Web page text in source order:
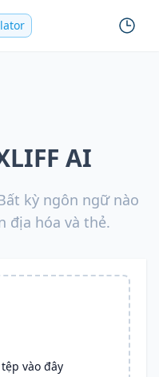
AI
kỳ ngôn ngữ nào
địa hóa và thẻ.
vào đây